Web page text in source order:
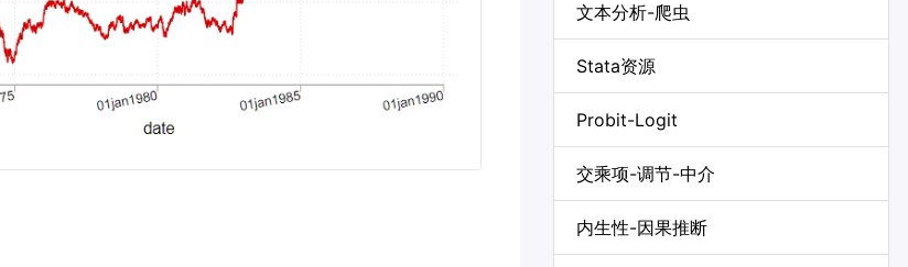
文本分析-爬虫
Stata资源
Probit-Logit
交乘项-调节-中介
内生性-因果推断